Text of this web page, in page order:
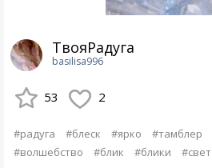
ТвояРадуга
basilisa996
53 2
#радуга #блеск #ярко #тамблер
#волшебство
#блик #блики #свет